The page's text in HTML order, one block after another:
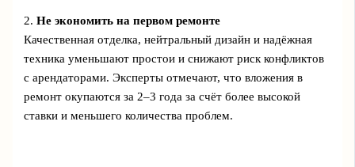
2.Не экономить на первом ремонте
Качественная отделка, нейтральный дизайн и надёжная
техника уменьшают простои и снижают риск конфликтов
с арендаторами. Эксперты отмечают, что вложения в
ремонт окупаются за 2–3 года за счёт более высокой
ставки и меньшего количества проблем.